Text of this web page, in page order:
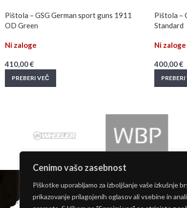
Cenimo vašo zasebnost
Piškotke uporabljamo za izboljšanje vaše izkušnje
prikazovanje prilagojenih oglasov ali vsebine in
Pištola – GSG German sport guns 1911
OD Green
Ni zaloge
410,00€
PREBERI VEČ
Pištola –
Standard
Ni zaloge
400,00€
PREBERI
Moj račun